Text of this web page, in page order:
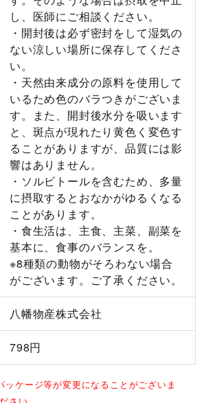
し、医師にご相談ください。
・開封後は必ず密封をして湿気の
ない涼しい場所に保存してくださ
い。
・天然由来成分の原料を使用して
いるため色のバラつきがございま
す。また、開封後水分を吸います
と、斑点が現れたり黄色く変色す
ることがありますが、品質には影
響はありません。
・ソルビトールを含むため、多量
に摂取するとおなかがゆるくなる
ことがあります。
・食生活は、主食、主菜、副菜を
基本に、食事のバランスを。
※8種類の動物がそろわない場合
がございます。ご了承ください。
八幡物産株式会社
798円
ッケージ等が変更になることがございま